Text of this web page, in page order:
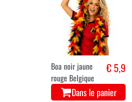
Boa noir jaune
rouge Belgique
€ 5,9
Dans le panier